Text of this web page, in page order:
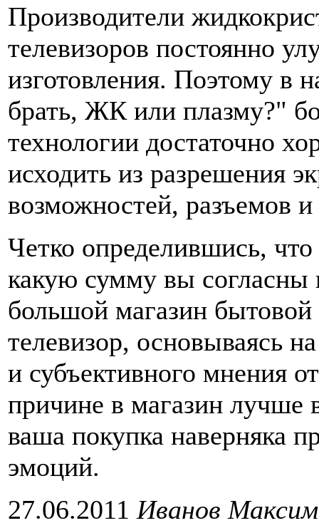
Производители
телевизоров постоянно
изготовления. Поэтому в
брать, ЖК или плазму?"
технологии достаточно
исходить из разрешения
возможностей, разъемов и
Четко определившись,
какую сумму вы согласны
большой магазин
телевизор, основываясь
и субъективного мнения
причине в магазин лучше
ваша покупка наверняка
эмоций.
27.06.2011 Иванов